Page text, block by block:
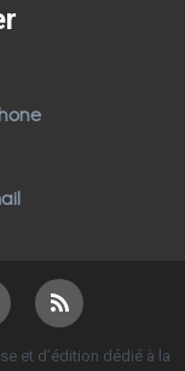
et d’édition dédié à la